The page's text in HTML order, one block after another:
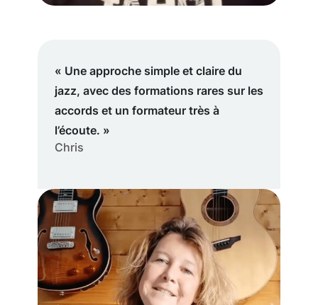
« Une approche simple et claire du
jazz, avec des formations rares sur les
accords et un formateur très à
l’écoute. »
Chris